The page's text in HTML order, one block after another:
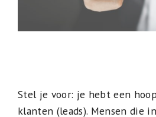
Stel je voor: je hebt een
klanten (leads). Mensen die